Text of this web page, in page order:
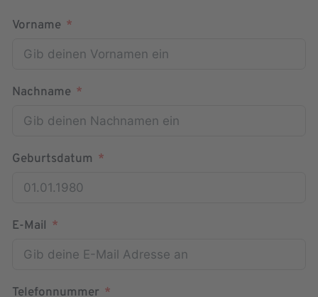
Vorname
Nachname
Geburtsdatum
E-Mail
Telefonnummer